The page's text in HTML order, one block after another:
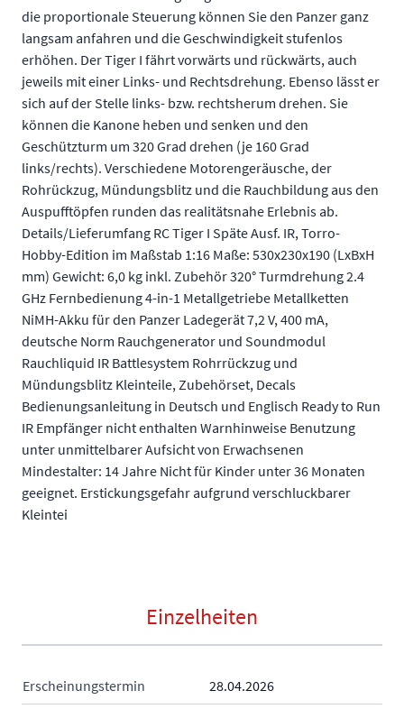
die proportionale Steuerung können Sie den Panzer ganz
langsam anfahren und die Geschwindigkeit stufenlos
erhöhen. Der Tiger I fährt vorwärts und rückwärts, auch
jeweils mit einer Links- und Rechtsdrehung. Ebenso lässt er
sich auf der Stelle links- bzw. rechtsherum drehen. Sie
können die Kanone heben und senken und den
Geschützturm um 320 Grad drehen (je 160 Grad
links/rechts). Verschiedene Motorengeräusche, der
Rohrückzug, Mündungsblitz und die Rauchbildung aus den
Auspufftöpfen runden das realitätsnahe Erlebnis ab.
Details/Lieferumfang RC Tiger I Späte Ausf. IR, Torro-
Hobby-Edition im Maßstab 1:16 Maße: 530x230x190 (LxBxH
mm) Gewicht: 6,0 kg inkl. Zubehör 320° Turmdrehung 2.4
GHz Fernbedienung 4-in-1 Metallgetriebe Metallketten
NiMH-Akku für den Panzer Ladegerät 7,2 V, 400 mA,
deutsche Norm Rauchgenerator und Soundmodul
Rauchliquid IR Battlesystem Rohrrückzug und
Mündungsblitz Kleinteile, Zubehörset, Decals
Bedienungsanleitung in Deutsch und Englisch Ready to Run
IR Empfänger nicht enthalten Warnhinweise Benutzung
unter unmittelbarer Aufsicht von Erwachsenen
Mindestalter: 14 Jahre Nicht für Kinder unter 36 Monaten
geeignet. Erstickungsgefahr aufgrund verschluckbarer
Kleintei
Einzelheiten
Erscheinungstermin 28.04.2026